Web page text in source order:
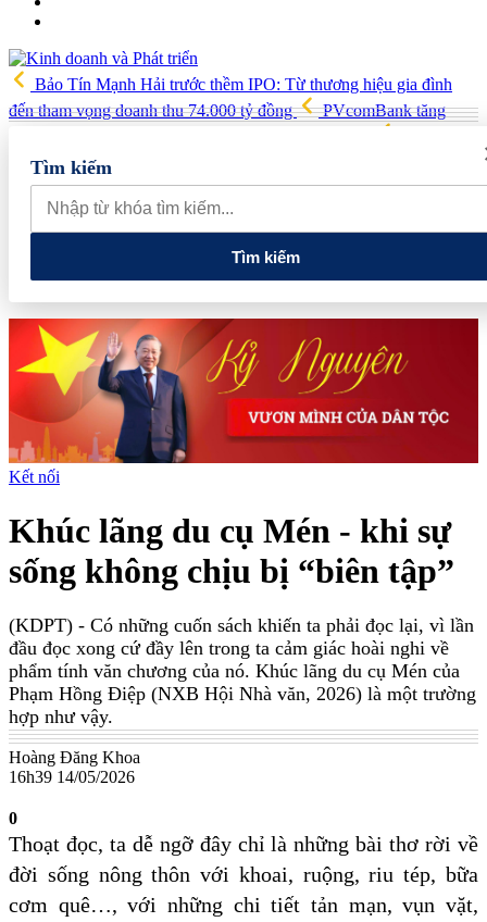
Bảo Tín Mạnh Hải trước thềm IPO: Từ thương hiệu gia đình
đến tham vọng doanh thu 74.000 tỷ đồng
PVcomBank tăng
Australia xây dựng, triển khai chiến lược kết nối khoa học công
nghệ và đổi mới sáng tạo tầm nhìn dài hạn
5 chính sách lớn mở
đường cho thị trường hàng hóa phái sinh
thắp sáng ngọn lửa 'Tôi yêu Tổ quốc tôi'
Tìm kiếm
Tìm kiếm
Kết nối
Khúc lãng du cụ Mén - khi sự
sống không chịu bị “biên tập”
(KDPT) - Có những cuốn sách khiến ta phải đọc lại, vì lần
đầu đọc xong cứ đầy lên trong ta cảm giác hoài nghi về
phẩm tính văn chương của nó. Khúc lãng du cụ Mén của
Phạm Hồng Điệp (NXB Hội Nhà văn, 2026) là một trường
hợp như vậy.
Hoàng Đăng Khoa
16h39 14/05/2026
0
Thoạt đọc, ta dễ ngỡ đây chỉ là những bài thơ rời về
đời sống nông thôn với khoai, ruộng, riu tép, bữa
cơm quê…, với những chi tiết tản mạn, vụn vặt,